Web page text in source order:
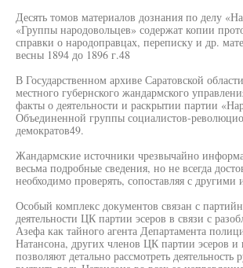
Десять томов материалов дознания по делу
«Группы народовольцев» содержат копии
справки о народоправцах, переписку и др.
весны 1894 до 1896 г.48
В Государственном архиве Саратовской
местного губернского жандармского
факты о деятельности и раскрытии партии
Объединенной группы социалистов-
демократов49.
Жандармские источники чрезвычайно
весьма подробные сведения, но не всегда
необходимо проверять, сопоставляя с другими
Особый комплекс документов связан с
деятельности ЦК партии эсеров в связи с
Азефа как тайного агента Департамента
Натансона, других членов ЦК партии эсеров и
позволяют детально рассмотреть деятельность